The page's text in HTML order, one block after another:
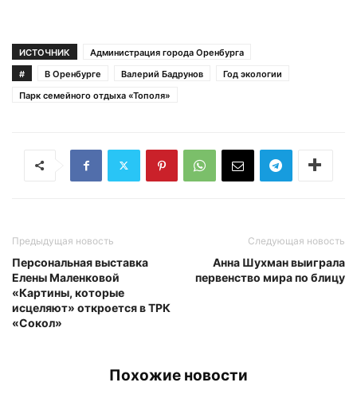
ИСТОЧНИК
Администрация города Оренбурга
#
В Оренбурге Валерий Бадрунов
Год экологии
Парк семейного отдыха «Тополя»
Предыдущая новость
Персональная выставка
Елены Маленковой
«Картины, которые
исцеляют» откроется в ТРК
«Сокол»
Следующая новость
Анна Шухман выиграла
первенство мира по блицу
Похожие новости